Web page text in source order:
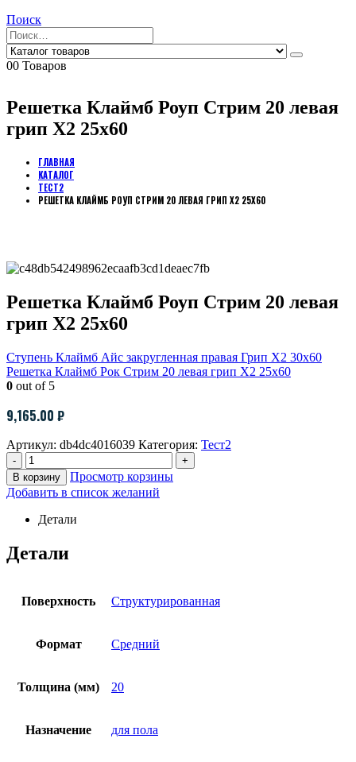
Поиск
00 Товаров
Решетка Клаймб Роуп Стрим 20 левая
грип Х2 25х60
ГЛАВНАЯ
КАТАЛОГ
ТЕСТ2
РЕШЕТКА КЛАЙМБ РОУП СТРИМ 20 ЛЕВАЯ ГРИП Х2 25Х60
Решетка Клаймб Роуп Стрим 20 левая
грип Х2 25х60
Ступень Клаймб Айс закругленная правая Грип Х2 30х60
Решетка Клаймб Рок Стрим 20 левая грип Х2 25х60
0 out of 5
9,165.00 ₽
Артикул: db4dc4016039 Категория: Тест2
-
+
В корзину
Просмотр корзины
Добавить в список желаний
Детали
Детали
Поверхность Структурированная
Формат Средний
Толщина (мм) 20
Назначение для пола